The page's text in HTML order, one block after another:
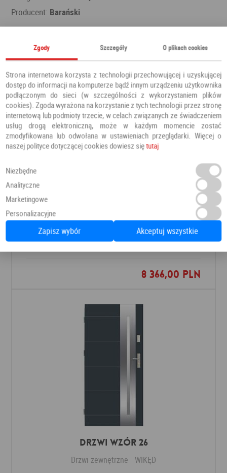
Producent: Barański
Polecamy również
Drzwi PRESTIGE DB 421
Drzwi zewnętrzne Barański
8 366,00 PLN
Dodaj do ulubionych
Drzwi Wzór 26
Drzwi zewnętrzne WIKĘD
Zgody Szczegóły O plikach cookies
Strona internetowa korzysta z technologii przechowującej i uzyskującej
dostęp do informacji na komputerze bądź innym urządzeniu użytkownika
podłączonym do sieci (w szczególności z wykorzystaniem plików
cookies). Zgoda wyrażona na korzystanie z tych technologii przez stronę
internetową lub podmioty trzecie, w celach związanych ze świadczeniem
usług drogą elektroniczną, może w każdym momencie zostać
zmodyfikowana lub odwołana w ustawieniach przeglądarki. Więcej o
naszej polityce dotyczącej cookies dowiesz siętutaj
Niezbędne
Analityczne
Marketingowe
Personalizacyjne
Zapisz wybór Akceptuj wszystkie